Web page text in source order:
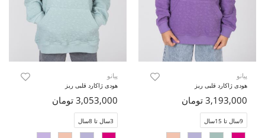
پیانو
هودی ژاکارد قلبی ریز
3,193,000 تومان
9سال تا 15سال
پیانو
هودی ژاکارد قلبی ریز
3,053,000 تومان
3سال تا 8سال